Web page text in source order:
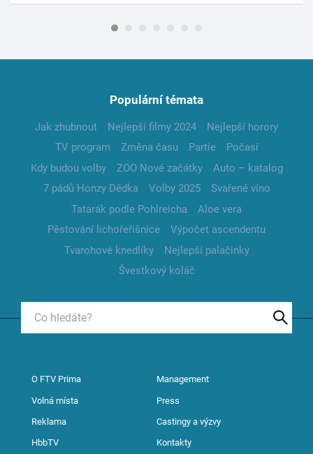
Populární témata
Jak zhubnout Nejlepší filmy 2024
Nejlepší horory
TV program
Změna času Partie
Počasí
Kdy budou volby
ZOO Nové začátky
Auto – katalog
7 pádů Honzy Dědka
Volby 2025
Svařené víno
Tatarák podle Pohlreicha
Aloe vera
Pěstování lichořeřišnice
Výpočet ascendentu
Tvarohové knedlíky
Nejlepší palačinky
Švestkový koláč
O FTV Prima Management
Volná místa Press
Reklama Castingy a výzvy
HbbTV Kontakty